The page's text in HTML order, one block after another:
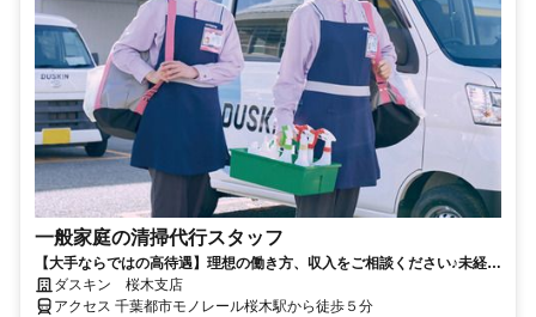
一般家庭の清掃代行スタッフ
【大手ならではの高待遇】理想の働き方、収入をご相談ください♪未経験
歓迎！
ダスキン 桜木支店
アクセス 千葉都市モノレール桜木駅から徒歩５分